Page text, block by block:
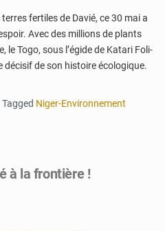
fertiles de Davié, ce 30 mai a
Avec des millions de plants
le Togo, sous l’égide de Katari Foli-
décisif de son histoire écologique.
Tagged Niger-Environnement
à la frontière !